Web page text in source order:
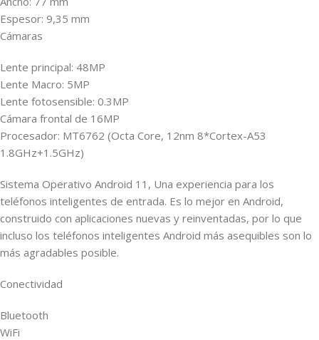
Espesor: 9,35 mm
Cámaras
Lente principal: 48MP
Lente Macro: 5MP
Lente fotosensible: 0.3MP
Cámara frontal de 16MP
Procesador: MT6762 (Octa Core, 12nm 8*Cortex-A53
1.8GHz+1.5GHz)
Sistema Operativo Android 11, Una experiencia para los
teléfonos inteligentes de entrada. Es lo mejor en Android,
construido con aplicaciones nuevas y reinventadas, por lo que
incluso los teléfonos inteligentes Android más asequibles son lo
más agradables posible.
Conectividad
Bluetooth
WiFi